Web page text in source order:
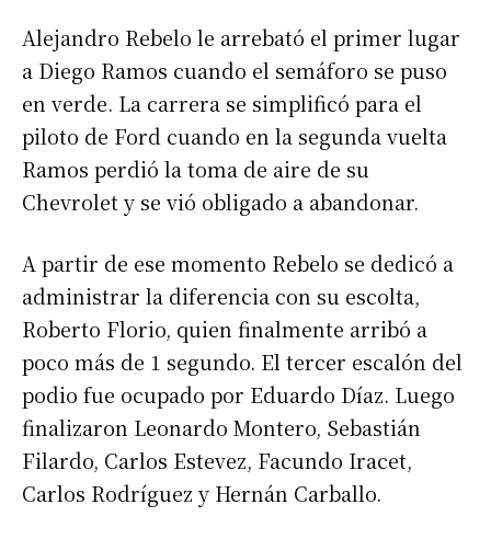
Alejandro Rebelo le arrebató el primer lugar
a Diego Ramos cuando el semáforo se puso
en verde. La carrera se simplificó para el
piloto de Ford cuando en la segunda vuelta
Ramos perdió la toma de aire de su
Chevrolet y se vió obligado a abandonar.
A partir de ese momento Rebelo se dedicó a
administrar la diferencia con su escolta,
Roberto Florio, quien finalmente arribó a
poco más de 1 segundo. El tercer escalón del
podio fue ocupado por Eduardo Díaz. Luego
finalizaron Leonardo Montero, Sebastián
Filardo, Carlos Estevez, Facundo Iracet,
Carlos Rodríguez y Hernán Carballo.